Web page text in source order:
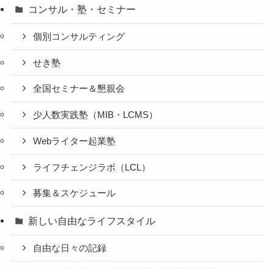
コンサル・塾・セミナー
個別コンサルティング
せき塾
全国セミナー＆懇親会
少人数実践塾（MIB・LCMS）
Webライター起業塾
ライフチェンジラボ（LCL）
募集＆スケジュール
新しい自由なライフスタイル
自由な日々の記録